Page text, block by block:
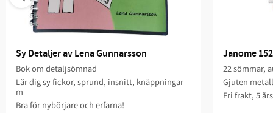
Sy Detaljer av Lena Gunnarsson
Bok om detaljsömnad
Lär dig sy fickor, sprund, insnitt, knäppningar
m
Bra för nybörjare och erfarna!
Janome
22 sömmar,
Gjuten
Fri frakt, 5